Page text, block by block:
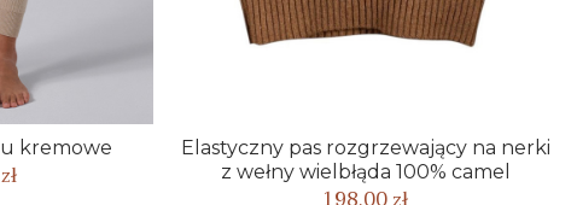
kremowe
Elastyczny pas rozgrzewający na nerki
z wełny wielbłąda 100% camel